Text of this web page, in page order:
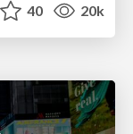
40 20k